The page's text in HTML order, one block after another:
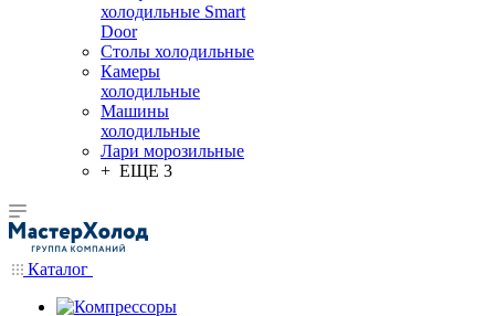
холодильные Smart
Door
Столы холодильные
Камеры
холодильные
Машины
холодильные
Лари морозильные
+ ЕЩЕ 3
Каталог